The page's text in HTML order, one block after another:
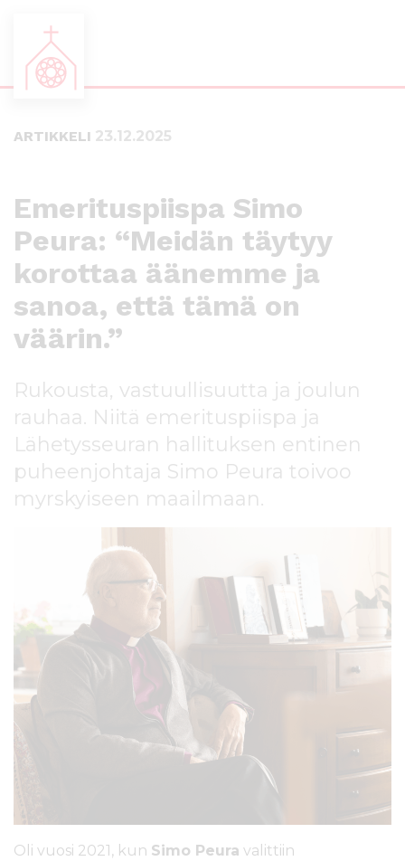
ARTIKKELI 23.12.2025
Emerituspiispa Simo
Peura: “Meidän täytyy
korottaa äänemme ja
sanoa, että tämä on
väärin.”
Rukousta, vastuullisuutta ja joulun
rauhaa. Niitä emerituspiispa ja
Lähetysseuran hallituksen entinen
puheenjohtaja Simo Peura toivoo
myrskyiseen maailmaan.
Oli vuosi 2021, kun Simo Peura valittiin